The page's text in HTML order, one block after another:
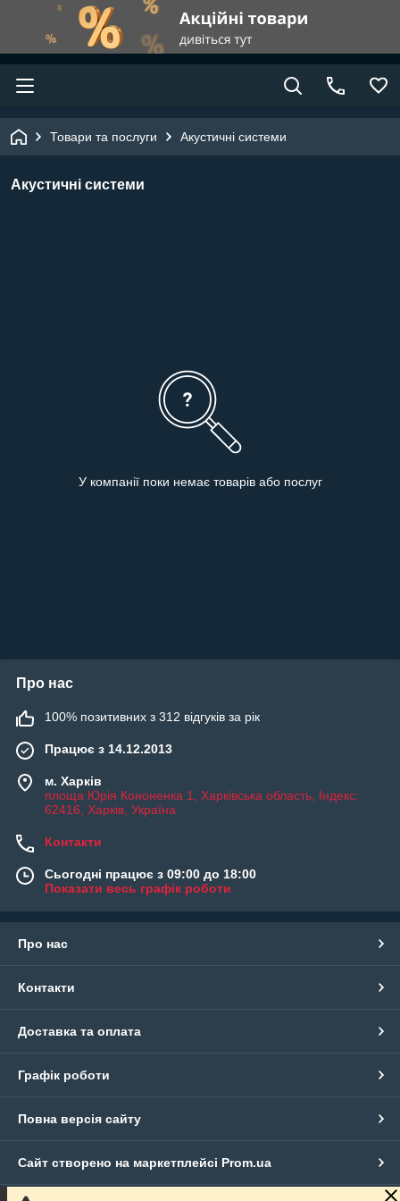
Товари та послуги Акустичні системи
Акустичні системи
У компанії поки немає товарів або послуг
Про нас
100% позитивних з 312 відгуків за рік
Працює з 14.12.2013
м. Харків
площа Юрія Кононенка 1, Харківська область, Індекс:
62416, Харків, Україна
Контакти
Сьогодні працює з 09:00 до 18:00
Показати весь графік роботи
Про нас
Контакти
Доставка та оплата
Графік роботи
Повна версія сайту
Сайт створено на маркетплейсі Prom.ua